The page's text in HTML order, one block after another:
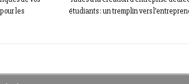
les
étudiants : un tremplin vers